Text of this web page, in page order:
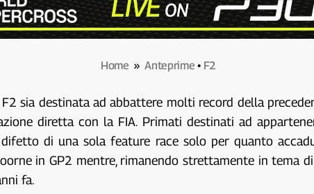
Home »Anteprime • F2
sia destinata ad abbattere molti record della
diretta con la FIA. Primati destinati ad
di una sola feature race solo per quanto
in GP2 mentre, rimanendo strettamente in tema
fa.